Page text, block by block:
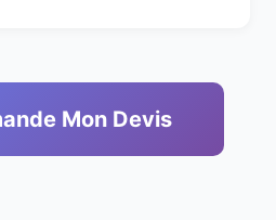
Mon Devis